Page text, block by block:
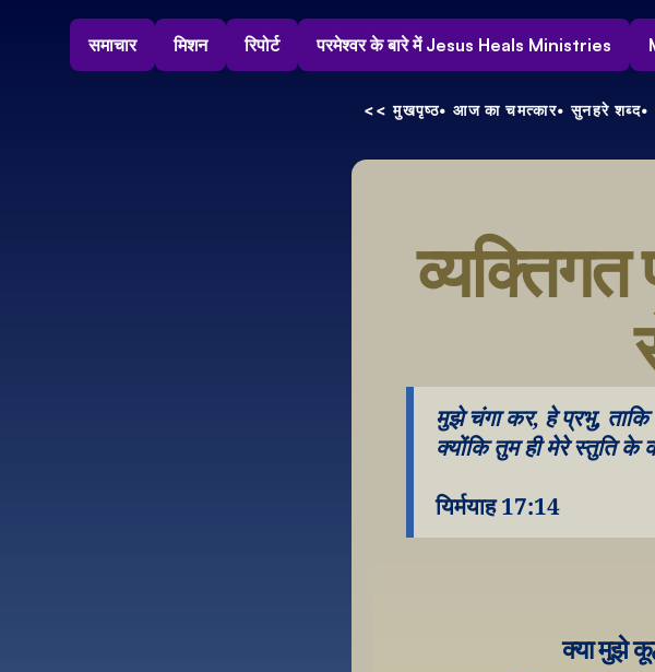
समाचार मिशन रिपोर्ट परमेश्वर के बारे में Jesus Heals Ministries
<< मुखपृष्ठ• आज का चमत्कार• सुनहरे शब्द•
व्यक्तिगत
मुझे चंगा कर, हे प्रभु,
क्योंकि तुम ही मेरे स्तुति के
यिर्मयाह 17:14
क्या मुझे